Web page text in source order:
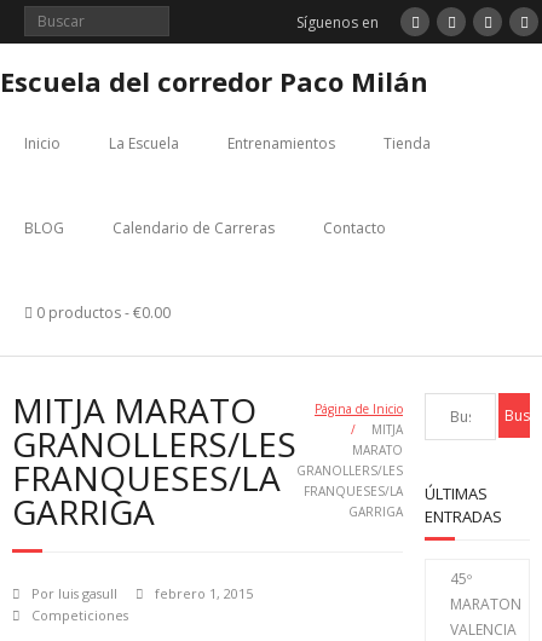
Saltar
Síguenos en
Escuela del corredor Paco Milán
Inicio La Escuela Entrenamientos Tienda
BLOG Calendario de Carreras Contacto
0 productos €0.00
MITJA MARATO
GRANOLLERS/LES
FRANQUESES/LA
GARRIGA
Página de Inicio
/
MITJA
MARATO
GRANOLLERS/LES
FRANQUESES/LA
GARRIGA
Por luis gasull
febrero 1, 2015
Competiciones
ÚLTIMAS
ENTRADAS
45º
MARATON
VALENCIA